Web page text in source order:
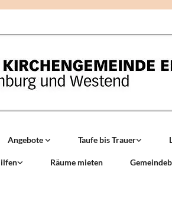
Angebote Taufe bis Trauer
Räume mieten